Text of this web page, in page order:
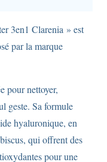
3en1 Clarenia » est
par la marque
pour nettoyer,
geste. Sa formule
hyaluronique, en
qui offrent des
pour une